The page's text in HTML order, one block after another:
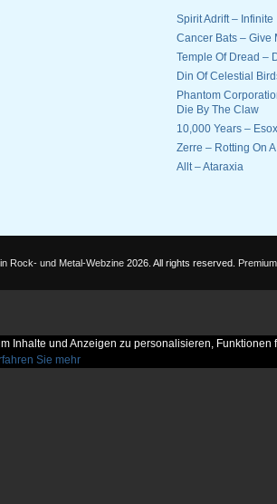
Spirit Adrift –
Cancer Bats – Give
Temple Of Dread –
Din Of Celestial
Phantom
Die By The Claw
10,000 Years –
Zerre – Rotting On
Allt – Ataraxia
Rock- und Metal-Webzine 2026. All rights reserved.
Inhalte und Anzeigen zu personalisieren,
Sie mehr